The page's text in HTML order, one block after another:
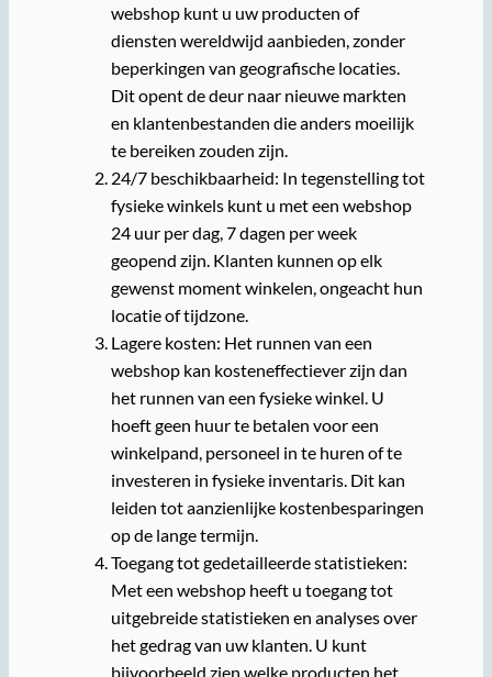
webshop kunt u uw producten of
diensten wereldwijd aanbieden, zonder
beperkingen van geografische locaties.
Dit opent de deur naar nieuwe markten
en klantenbestanden die anders moeilijk
te bereiken zouden zijn.
24/7 beschikbaarheid: In tegenstelling tot
fysieke winkels kunt u met een webshop
24 uur per dag, 7 dagen per week
geopend zijn. Klanten kunnen op elk
gewenst moment winkelen, ongeacht hun
locatie of tijdzone.
Lagere kosten: Het runnen van een
webshop kan kosteneffectiever zijn dan
het runnen van een fysieke winkel. U
hoeft geen huur te betalen voor een
winkelpand, personeel in te huren of te
investeren in fysieke inventaris. Dit kan
leiden tot aanzienlijke kostenbesparingen
op de lange termijn.
Toegang tot gedetailleerde statistieken:
Met een webshop heeft u toegang tot
uitgebreide statistieken en analyses over
het gedrag van uw klanten. U kunt
bijvoorbeeld zien welke producten het